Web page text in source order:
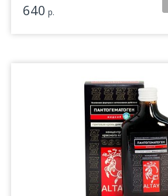
640 р.